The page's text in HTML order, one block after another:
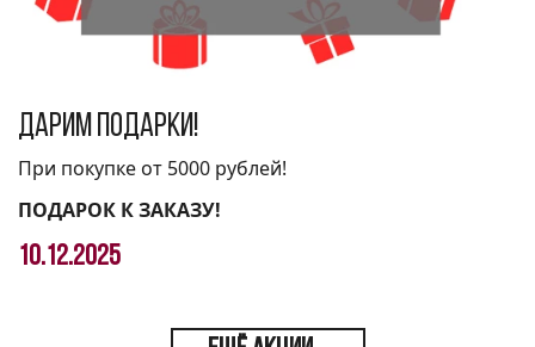
Дарим подарки!
При покупке от 5000 рублей!
ПОДАРОК К ЗАКАЗУ!
10.12.2025